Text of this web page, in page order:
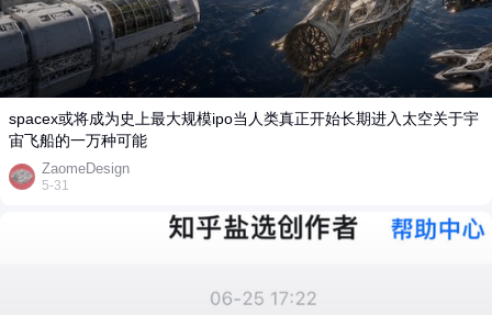
spacex或将成为史上最大规模ipo当人类真正开始长期进入太空关于宇
宙飞船的一万种可能
ZaomeDesign
5-31